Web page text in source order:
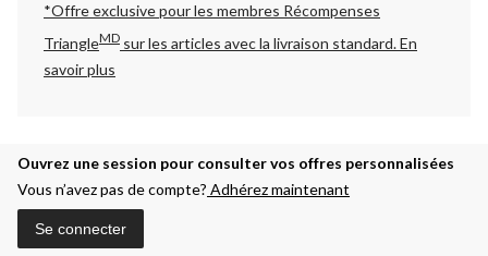
*Offre exclusive pour les membres Récompenses
TriangleMD sur les articles avec la livraison standard.En
savoir plus
Ouvrez une session pour consulter vos offres personnalisées
Vous n’avez pas de compte? Adhérez maintenant
Se connecter